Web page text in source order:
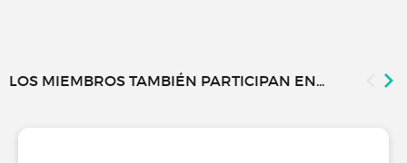
LOS MIEMBROS TAMBIÉN PARTICIPAN EN...